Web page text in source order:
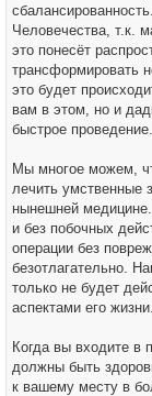
Человечества, т.к.
это понесёт
трансформировать
это будет
вам в этом, но и
быстрое проведение.
Мы многое можем,
лечить умственные
нынешней
и без побочных
операции без
безотлагательно.
только не будет
аспектами его жизни.
Когда вы входите в
должны быть
к вашему месту в